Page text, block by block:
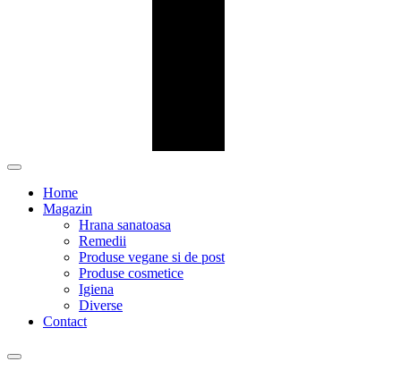
Home
Magazin
Hrana sanatoasa
Remedii
Produse vegane si de post
Produse cosmetice
Igiena
Diverse
Contact